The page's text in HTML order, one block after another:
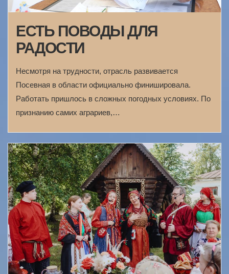
ЕСТЬ ПОВОДЫ ДЛЯ
РАДОСТИ
Несмотря на трудности, отрасль развивается
Посевная в области официально финишировала.
Работать пришлось в сложных погодных условиях. По
признанию самих аграриев,…